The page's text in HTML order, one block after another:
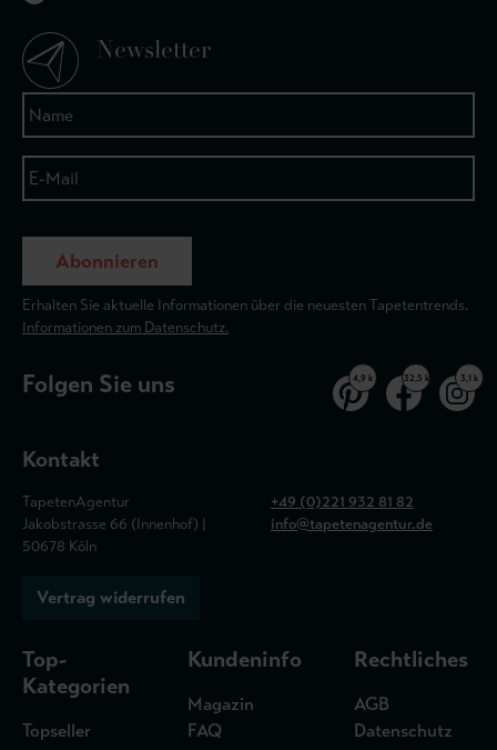
Newsletter
Abonnieren
Erhalten Sie aktuelle Informationen über die neuesten Tapetentrends.
Informationen zum Datenschutz.
Folgen Sie uns 4,9 k 32,5 k 3,1 k
Kontakt
TapetenAgentur
Jakobstrasse 66 (Innenhof) |
50678 Köln
+49 (0)221 932 81 82
info@tapetenagentur.de
Vertrag widerrufen
Top-
Kategorien
Topseller
Kundeninfo
Magazin
FAQ
Rechtliches
AGB
Datenschutz